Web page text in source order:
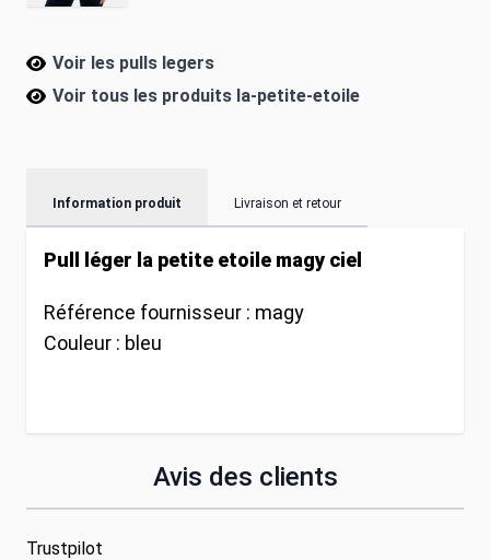
Voir les pulls legers
Voir tous les produits la-petite-etoile
Information produit Livraison et retour
Pull léger la petite etoile magy ciel
Référence fournisseur : magy
Couleur : bleu
Avis des clients
Trustpilot